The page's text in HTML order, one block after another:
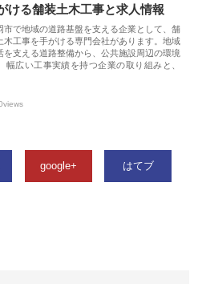
ける舗装土木工事と求人情報
市で地域の道路基盤を支える企業として、舗
木工事を手がける専門会社があります。地域
を支える道路整備から、公共施設周辺の環境
幅広い工事実績を持つ企業の取り組みと、
google+ はてブ